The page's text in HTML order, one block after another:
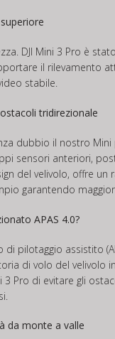
DJI Mini 3 Pro è
il rilevamento
stabile.
tridirezionale
dubbio il nostro
sensori anteriori,
del velivolo, offre un
garantendo
APAS 4.0?
pilotaggio assistito
di volo del velivolo
3 Pro di evitare gli
da monte a valle